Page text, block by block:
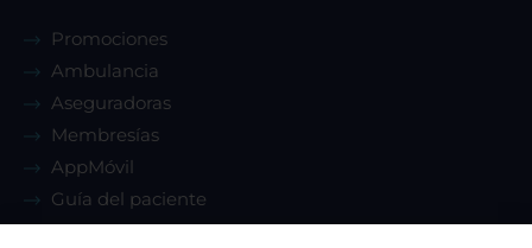
Promociones
Ambulancia
Aseguradoras
Membresías
AppMóvil
Guía del paciente
Renta de consultorio